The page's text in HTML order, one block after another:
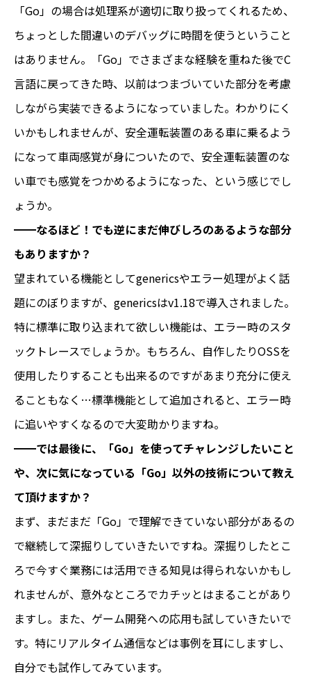
「Go」の場合は処理系が適切に取り扱ってくれるため、
ちょっとした間違いのデバッグに時間を使うということ
はありません。「Go」でさまざまな経験を重ねた後でC
言語に戻ってきた時、以前はつまづいていた部分を考慮
しながら実装できるようになっていました。わかりにく
いかもしれませんが、安全運転装置のある車に乗るよう
になって車両感覚が身についたので、安全運転装置のな
い車でも感覚をつかめるようになった、という感じでし
ょうか。
━━なるほど！でも逆にまだ伸びしろのあるような部分
もありますか？
望まれている機能としてgenericsやエラー処理がよく話
題にのぼりますが、genericsはv1.18で導入されました。
特に標準に取り込まれて欲しい機能は、エラー時のスタ
ックトレースでしょうか。もちろん、自作したりOSSを
使用したりすることも出来るのですがあまり充分に使え
ることもなく…標準機能として追加されると、エラー時
に追いやすくなるので大変助かりますね。
━━では最後に、「Go」を使ってチャレンジしたいこと
や、次に気になっている「Go」以外の技術について教え
て頂けますか？
まず、まだまだ「Go」で理解できていない部分があるの
で継続して深掘りしていきたいですね。深掘りしたとこ
ろで今すぐ業務には活用できる知見は得られないかもし
れませんが、意外なところでカチッとはまることがあり
ますし。また、ゲーム開発への応用も試していきたいで
す。特にリアルタイム通信などは事例を耳にしますし、
自分でも試作してみています。